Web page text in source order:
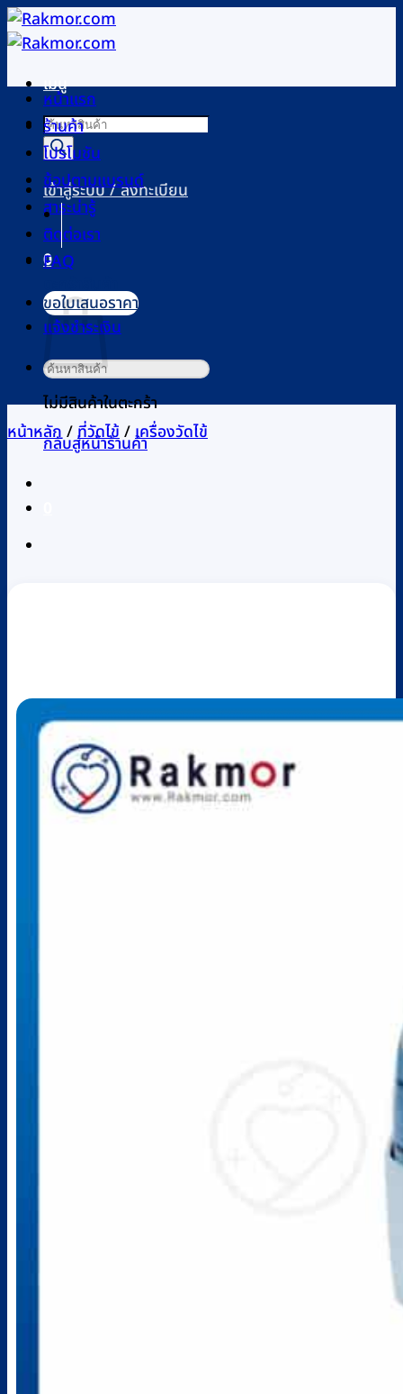
ข้าม
ไป
เนื้อหาเมนู
Products
search
เข้าสู่ระบบ / ลงทะเบียน
0
ไม่มีสินค้าในตะกร้า
กลับสู่หน้าร้านค้า
หน้าแรก
ร้านค้า
โปรโมชัน
ช้อปตามแบรนด์
สาระน่ารู้
ติดต่อเรา
FAQ
ขอใบเสนอราคา
แจ้งชำระเงิน
ค้นหา:
หน้าหลัก/ที่วัดไข้/เครื่องวัดไข้